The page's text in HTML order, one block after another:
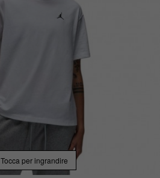
Tocca per ingrandire